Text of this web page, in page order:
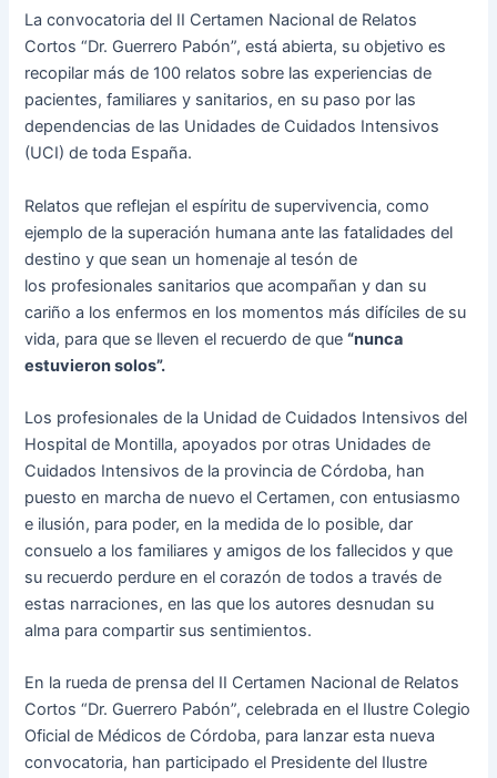
La convocatoria del II Certamen Nacional de Relatos
Cortos “Dr. Guerrero Pabón”, está abierta, su objetivo es
recopilar más de 100 relatos sobre las experiencias de
pacientes, familiares y sanitarios, en su paso por las
dependencias de las Unidades de Cuidados Intensivos
(UCI) de toda España.
Relatos que reflejan el espíritu de supervivencia, como
ejemplo de la superación humana ante las fatalidades del
destino y que sean un homenaje al tesón de
los profesionales sanitarios que acompañan y dan su
cariño a los enfermos en los momentos más difíciles de su
vida, para que se lleven el recuerdo de que“nunca
estuvieron solos”.
Los profesionales de la Unidad de Cuidados Intensivos del
Hospital de Montilla, apoyados por otras Unidades de
Cuidados Intensivos de la provincia de Córdoba, han
puesto en marcha de nuevo el Certamen, con entusiasmo
e ilusión, para poder, en la medida de lo posible, dar
consuelo a los familiares y amigos de los fallecidos y que
su recuerdo perdure en el corazón de todos a través de
estas narraciones, en las que los autores desnudan su
alma para compartir sus sentimientos.
En la rueda de prensa del II Certamen Nacional de Relatos
Cortos “Dr. Guerrero Pabón”, celebrada en el Ilustre Colegio
Oficial de Médicos de Córdoba, para lanzar esta nueva
convocatoria, han participado el Presidente del Ilustre